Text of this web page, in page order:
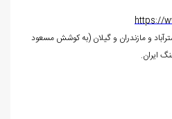
https://
سفرنامه استرآباد و مازندران و گیلان (به کوشش مسعود
ایران.